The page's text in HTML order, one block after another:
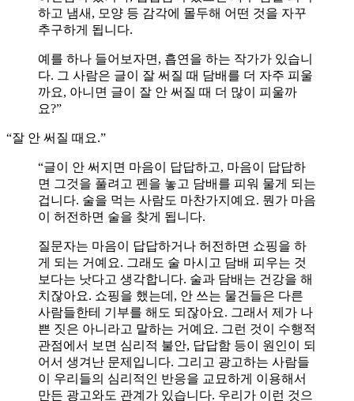
하고 냄새, 모양 등 감각에 몰두해 어떤 것을 자꾸
추구하게 됩니다.
예를 하나 들어보자면, 흡연을 하는 작가가 있습니
다. 그 사람은 글이 잘 써질 때 담배를 더 자주 피울
까요, 아니면 글이 잘 안 써질 때 더 많이 피울까
요?”
“잘 안 써질 때요.”
“글이 안 써지면 마음이 답답하고, 마음이 답답하
면 그것을 풀려고 펜을 놓고 담배를 피워 물게 되는
겁니다. 술을 먹는 사람도 마찬가지예요. 뭔가 마음
이 허전하면 술을 찾게 됩니다.
질문자는 마음이 답답하거나 허전하면 쇼핑을 하
게 되는 거예요. 그래도 술 마시고 담배 피우는 것
보다는 낫다고 생각합니다. 술과 담배는 건강을 해
치잖아요. 쇼핑을 했는데, 안 쓰는 물건들은 다른
사람들한테 기부를 해도 되잖아요. 그래서 제가 나
쁜 짓은 아니라고 말하는 거예요. 그런 것이 수행적
관점에서 보면 심리적 불안, 답답함 등이 원인이 되
어서 생겨난 문제입니다. 그리고 광고하는 사람들
이 우리들의 심리적인 반응을 교묘하게 이용해서
만든 광고와도 관계가 있습니다. 우리가 이런 것으